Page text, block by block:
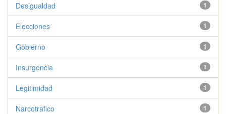
1
Desigualdad
1
Elecciones
1
Gobierno
1
Insurgencia
1
Legitimidad
1
Narcotrafico